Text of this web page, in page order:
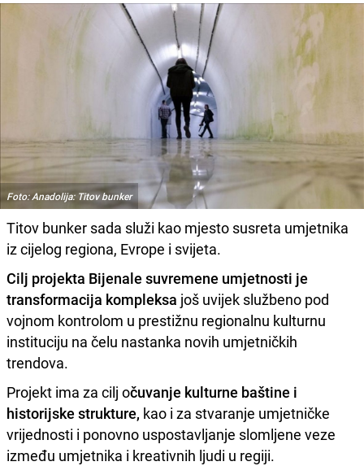
Foto: Anadolija: Titov bunker
Titov bunker sada služi kao mjesto susreta umjetnika
iz cijelog regiona, Evrope i svijeta.
Cilj projekta Bijenale suvremene umjetnosti je
transformacija kompleksa još uvijek službeno pod
vojnom kontrolom u prestižnu regionalnu kulturnu
instituciju na čelu nastanka novih umjetničkih
trendova.
Projekt ima za cilj očuvanje kulturne baštine i
historijske strukture, kao i za stvaranje umjetničke
vrijednosti i ponovno uspostavljanje slomljene veze
između umjetnika i kreativnih ljudi u regiji.